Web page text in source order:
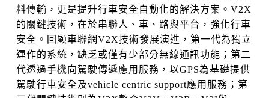
料傳輸，更是提升行車安全自動化的解決方案。V2X
的關鍵技術，在於串聯人、車、路與平台，強化行車
安全。回顧車聯網V2X技術發展演進，第一代為獨立
運作的系統，缺乏或僅有少部分無線通訊功能；第二
代透過手機向駕駛傳遞應用服務，以GPS為基礎提供
駕駛行車安全及vehicle centric support應用服務；第